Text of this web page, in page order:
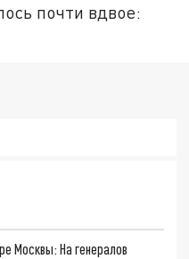
почти вдвое:
Москвы: На генералов